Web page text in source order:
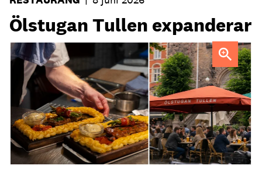
Ölstugan Tullen expanderar